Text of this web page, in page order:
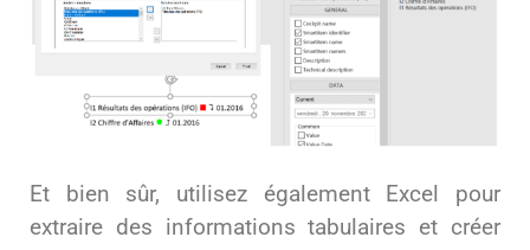
Et bien sûr, utilisez également Excel pour
extraire des informations tabulaires et créer